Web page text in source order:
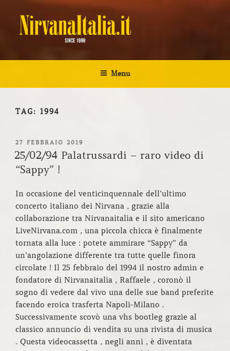
contenuto
NIRVANA ITALIA
Menu
TAG: 1994
PUBBLICATO
IL
27 FEBBRAIO 2019
25/02/94 Palatrussardi – raro video di
“Sappy” !
In occasione del venticinquennale dell’ultimo
concerto italiano dei Nirvana , grazie alla
collaborazione tra Nirvanaitalia e il sito americano
LiveNirvana.com , una piccola chicca è finalmente
tornata alla luce : potete ammirare “Sappy” da
un’angolazione differente tra tutte quelle finora
circolate ! Il 25 febbraio del 1994 il nostro admin e
fondatore di Nirvanaitalia , Raffaele , coronò il
sogno di vedere dal vivo una delle sue band preferite
facendo eroica trasferta Napoli-Milano .
Successivamente scovò una vhs bootleg grazie al
classico annuncio di vendita su una rivista di musica
. Questa videocassetta , negli anni , è diventata